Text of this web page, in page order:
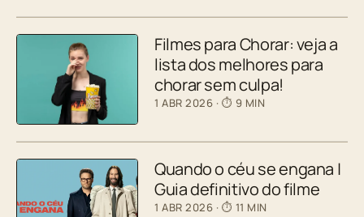
Filmes para Chorar: veja a
lista dos melhores para
chorar sem culpa!
1 ABR 2026 · ⏱ 9 MIN
Quando o céu se engana |
Guia definitivo do filme
1 ABR 2026 · ⏱ 11 MIN